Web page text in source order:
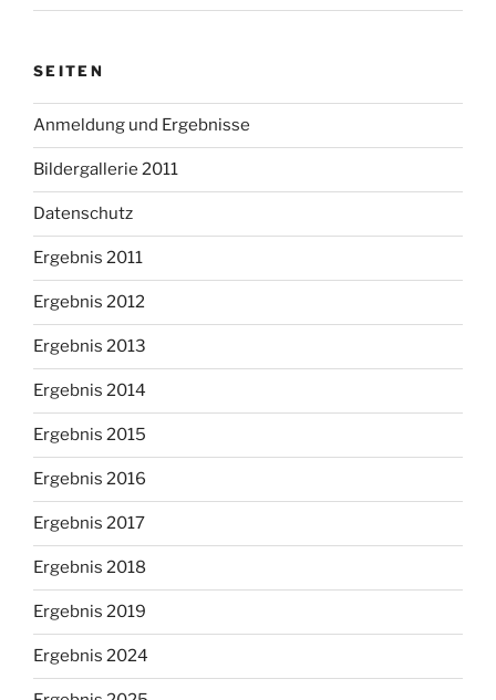
SEITEN
Anmeldung und Ergebnisse
Bildergallerie 2011
Datenschutz
Ergebnis 2011
Ergebnis 2012
Ergebnis 2013
Ergebnis 2014
Ergebnis 2015
Ergebnis 2016
Ergebnis 2017
Ergebnis 2018
Ergebnis 2019
Ergebnis 2024